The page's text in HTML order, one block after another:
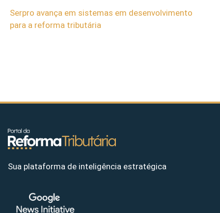
Serpro avança em sistemas em desenvolvimento
para a reforma tributária
Sua plataforma de inteligência estratégica